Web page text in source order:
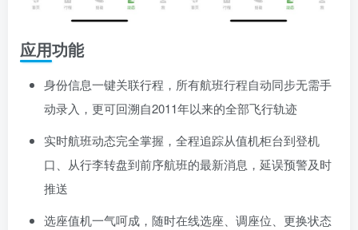
应用功能
身份信息一键关联行程，所有航班行程自动同步无需手
动录入，更可回溯自2011年以来的全部飞行轨迹
实时航班动态完全掌握，全程追踪从值机柜台到登机
口、从行李转盘到前序航班的最新消息，延误预警及时
推送
选座值机一气呵成，随时在线选座、调座位、更换状态